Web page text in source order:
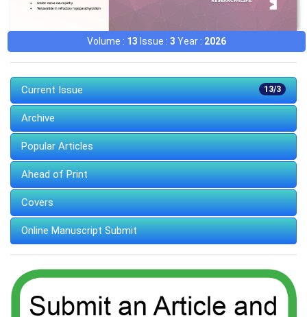
Volume : 13 Issue : 3 Year : 2026
13/3
Current Issue
Archive
Popular Articles
Ahead of Print
Covers
Online Manuscript Submit